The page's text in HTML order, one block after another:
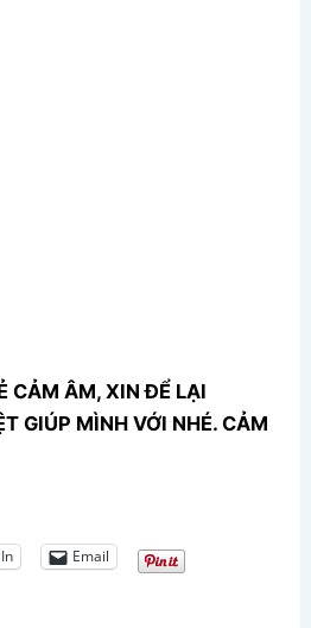
CẢM ÂM, XIN ĐỂ LẠI
GIÚP MÌNH VỚI NHÉ. CẢM
In Email